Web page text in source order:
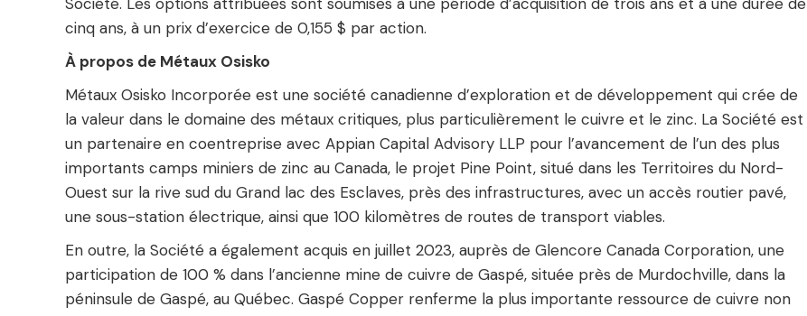
cinq ans, à un prix d’exercice de 0,155 $ par action.
À propos de Métaux Osisko
Métaux Osisko Incorporée est une société canadienne d’exploration et de développement qui crée de
la valeur dans le domaine des métaux critiques, plus particulièrement le cuivre et le zinc. La Société est
un partenaire en coentreprise avec Appian Capital Advisory LLP pour l’avancement de l’un des plus
importants camps miniers de zinc au Canada, le projet Pine Point, situé dans les Territoires du Nord-
Ouest sur la rive sud du Grand lac des Esclaves, près des infrastructures, avec un accès routier pavé,
une sous-station électrique, ainsi que 100 kilomètres de routes de transport viables.
En outre, la Société a également acquis en juillet 2023, auprès de Glencore Canada Corporation, une
participation de 100 % dans l’ancienne mine de cuivre de Gaspé, située près de Murdochville, dans la
péninsule de Gaspé, au Québec. Gaspé Copper renferme la plus importante ressource de cuivre non